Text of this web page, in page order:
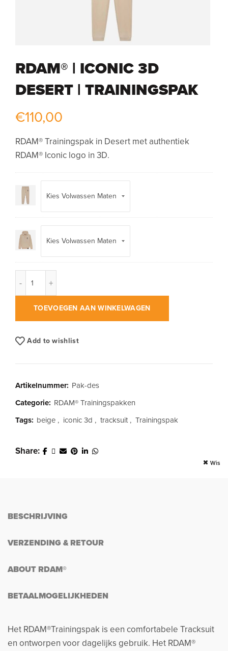
RDAM® | ICONIC 3D
DESERT | TRAININGSPAK
€110,00
RDAM® Trainingspak in Desert met authentiek
RDAM® Iconic logo in 3D.
Wis
Wis
TOEVOEGEN AAN WINKELWAGEN
Add to wishlist
Artikelnummer: Pak-des
Categorie: RDAM® Trainingspakken
Tags: beige , iconic 3d , tracksuit , Trainingspak
Share
BESCHRIJVING
VERZENDING & RETOUR
ABOUT RDAM®
BETAALMOGELIJKHEDEN
Het RDAM®Trainingspak is een comfortabele Tracksuit
en ontworpen voor dagelijks gebruik. Het RDAM®